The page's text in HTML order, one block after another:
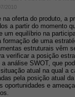
2010
na oferta do produto, a
a partir do momento
um equilíbrio na
formação de uma
estruturais vêm
verificar a posição
análise SWOT, que
atual na qual a
pela posição atual
oportunidades e